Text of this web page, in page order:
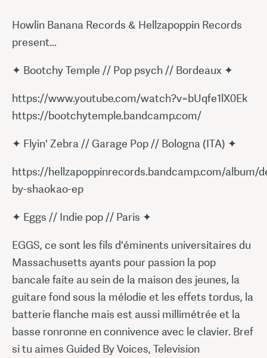
Howlin Banana Records & Hellzapoppin Records
present...
✦ Bootchy Temple // Pop psych // Bordeaux ✦
https://www.youtube.com/watch?v=bUqfe1lX0Ek
https://bootchytemple.bandcamp.com/
✦ Flyin' Zebra // Garage Pop // Bologna (ITA) ✦
https://hellzapoppinrecords.bandcamp.com/album/
by-shaokao-ep
✦ Eggs // Indie pop // Paris ✦
EGGS, ce sont les fils d'éminents universitaires du
Massachusetts ayants pour passion la pop
bancale faite au sein de la maison des jeunes, la
guitare fond sous la mélodie et les effets tordus, la
batterie flanche mais est aussi millimétrée et la
basse ronronne en connivence avec le clavier. Bref
si tu aimes Guided By Voices, Television